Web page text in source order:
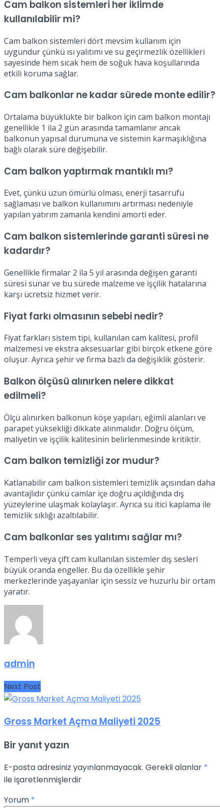
Cam balkon sistemleri her iklimde
kullanılabilir mi?
Cam balkon sistemleri dört mevsim kullanım için
uygundur çünkü ısı yalıtımı ve su geçirmezlik özellikleri
sayesinde hem sıcak hem de soğuk hava koşullarında
etkili koruma sağlar.
Cam balkonlar ne kadar sürede monte edilir?
Ortalama büyüklükte bir balkon için cam balkon montajı
genellikle 1 ila 2 gün arasında tamamlanır ancak
balkonun yapısal durumuna ve sistemin karmaşıklığına
bağlı olarak süre değişebilir.
Cam balkon yaptırmak mantıklı mı?
Evet, çünkü uzun ömürlü olması, enerji tasarrufu
sağlaması ve balkon kullanımını artırması nedeniyle
yapılan yatırım zamanla kendini amorti eder.
Cam balkon sistemlerinde garanti süresi ne
kadardır?
Genellikle firmalar 2 ila 5 yıl arasında değişen garanti
süresi sunar ve bu sürede malzeme ve işçilik hatalarına
karşı ücretsiz hizmet verir.
Fiyat farkı olmasının sebebi nedir?
Fiyat farkları sistem tipi, kullanılan cam kalitesi, profil
malzemesi ve ekstra aksesuarlar gibi birçok etkene göre
oluşur. Ayrıca şehir ve firma bazlı da değişiklik gösterir.
Balkon ölçüsü alınırken nelere dikkat
edilmeli?
Ölçü alınırken balkonun köşe yapıları, eğimli alanları ve
parapet yüksekliği dikkate alınmalıdır. Doğru ölçüm,
maliyetin ve işçilik kalitesinin belirlenmesinde kritiktir.
Cam balkon temizliği zor mudur?
Katlanabilir cam balkon sistemleri temizlik açısından daha
avantajlıdır çünkü camlar içe doğru açıldığında dış
yüzeylerine ulaşmak kolaylaşır. Ayrıca su itici kaplama ile
temizlik sıklığı azaltılabilir.
Cam balkonlar ses yalıtımı sağlar mı?
Temperli veya çift cam kullanılan sistemler dış sesleri
büyük oranda engeller. Bu da özellikle şehir
merkezlerinde yaşayanlar için sessiz ve huzurlu bir ortam
yaratır.
admin
Next Post
Gross Market Açma Maliyeti 2025
Bir yanıt yazın
E-posta adresiniz yayınlanmayacak. Gerekli alanlar *
ile işaretlenmişlerdir
Yorum *